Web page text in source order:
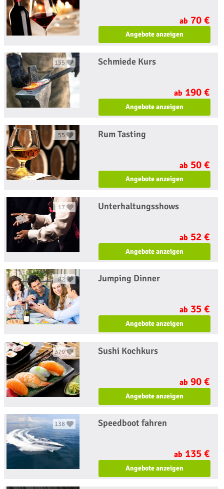
ab 70 €
Angebote anzeigen
155 Schmiede Kurs
ab 190 €
Angebote anzeigen
55 Rum Tasting
ab 50 €
Angebote anzeigen
17 Unterhaltungsshows
ab 52 €
Angebote anzeigen
82 Jumping Dinner
ab 35 €
Angebote anzeigen
379 Sushi Kochkurs
ab 90 €
Angebote anzeigen
138 Speedboot fahren
ab 135 €
Angebote anzeigen